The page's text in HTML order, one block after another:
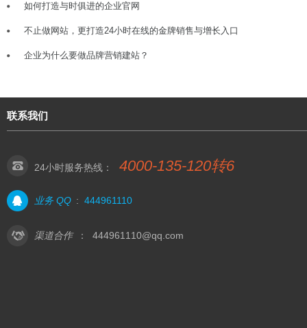
如何打造与时俱进的企业官网
不止做网站，更打造24小时在线的金牌销售与增长入口
企业为什么要做品牌营销建站？
联系我们
24小时服务热线： 4000-135-120转6
业务 QQ : 444961110
渠道合作 ： 444961110@qq.com